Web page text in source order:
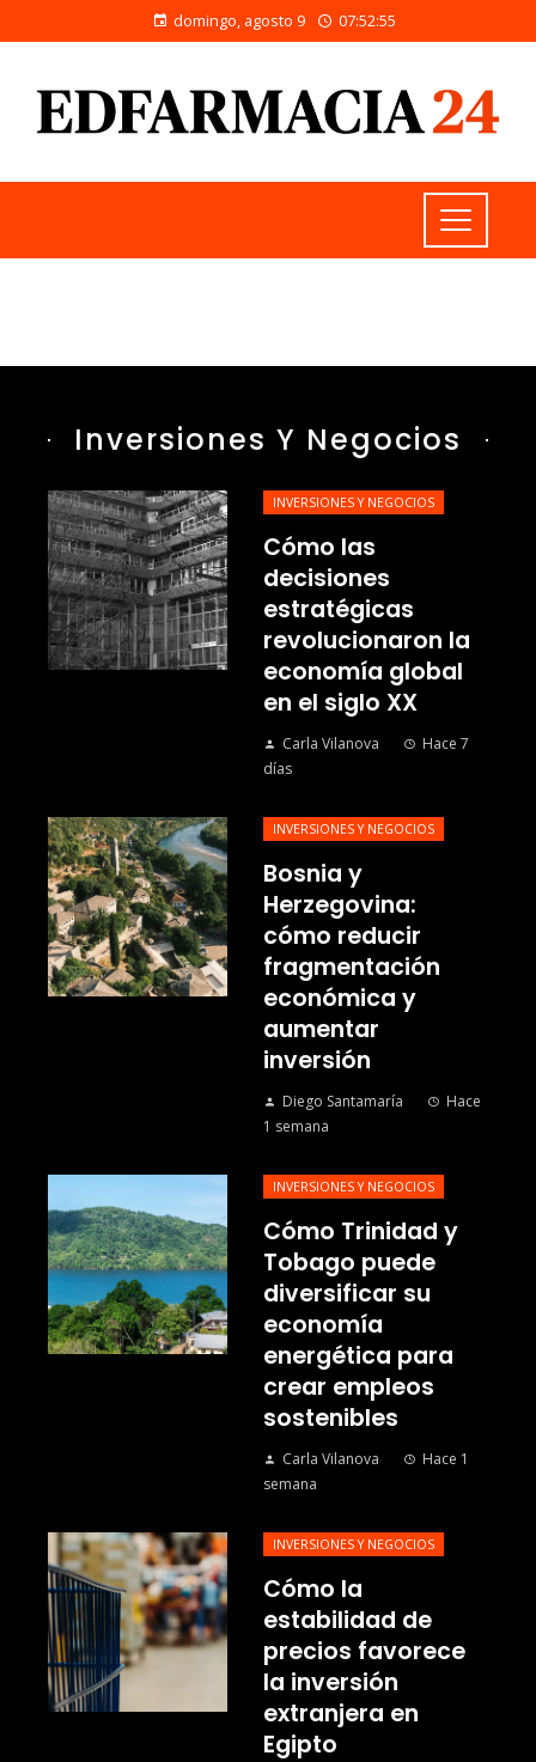
domingo, agosto 9 07:52:56
Inversiones Y Negocios
INVERSIONES Y NEGOCIOS
Cómo las
decisiones
estratégicas
revolucionaron la
economía global
en el siglo XX
Carla Vilanova
Hace 7
días
INVERSIONES Y NEGOCIOS
Bosnia y
Herzegovina:
cómo reducir
fragmentación
económica y
aumentar
inversión
Diego Santamaría
Hace
1 semana
INVERSIONES Y NEGOCIOS
Cómo Trinidad y
Tobago puede
diversificar su
economía
energética para
crear empleos
sostenibles
Carla Vilanova
Hace 1
semana
INVERSIONES Y NEGOCIOS
Cómo la
estabilidad de
precios favorece
la inversión
extranjera en
Egipto